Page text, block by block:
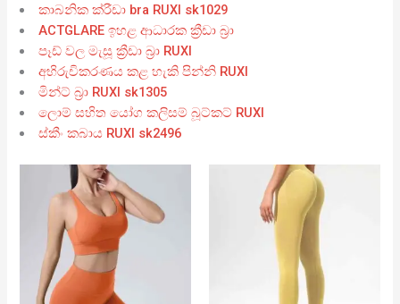
කාබනික ක්රීඩා bra RUXI sk1029
ACTGLARE ඉහළ ආධාරක ක්‍රීඩා බ්‍රා
පෑඩ් වල මැසූ ක්‍රීඩා බ්‍රා RUXI
අභිරුචිකරණය කළ හැකි පින්නි RUXI
මින්ට් බ්‍රා RUXI sk1305
ලොම් සහිත යෝග කලිසම් බූට්කට් RUXI
ස්කීං කබාය RUXI sk2496